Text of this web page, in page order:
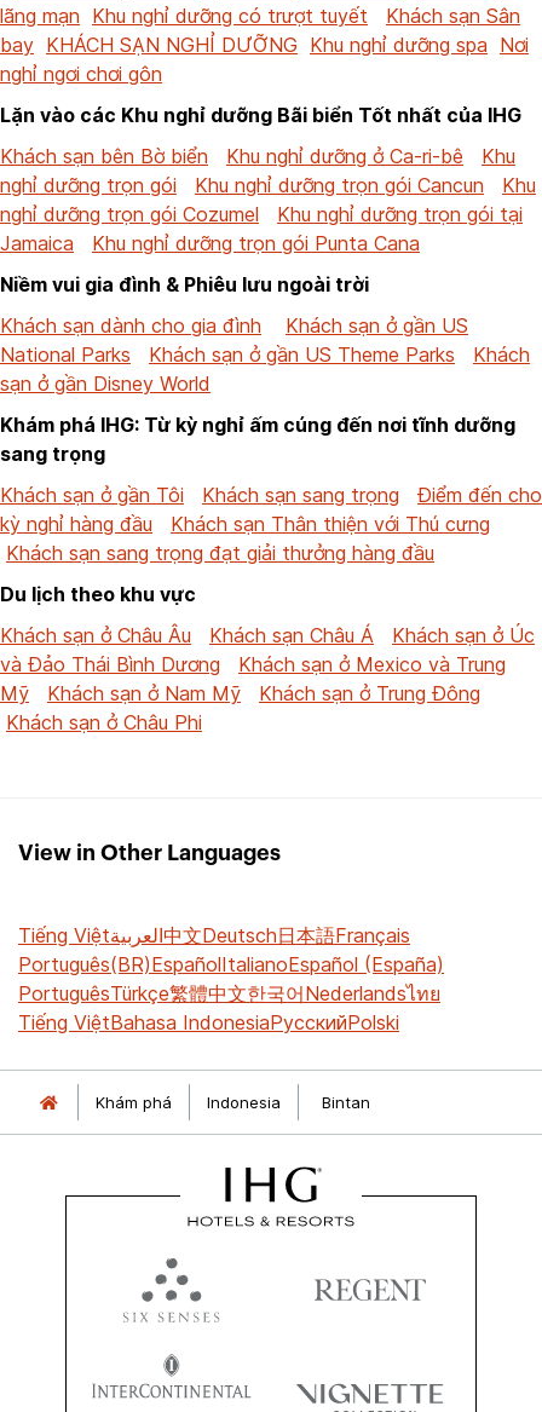
lãng mạn Khu nghỉ dưỡng có trượt tuyết
Khách sạn Sân
bay KHÁCH SẠN NGHỈ DƯỠNG Khu nghỉ dưỡng spa Nơi
nghỉ ngơi chơi gôn
Lặn vào các Khu nghỉ dưỡng Bãi biển Tốt nhất của IHG
Khách sạn bên Bờ biển
Khu nghỉ dưỡng ở Ca-ri-bê
Khu
nghỉ dưỡng trọn gói
Khu nghỉ dưỡng trọn gói Cancun
Khu
nghỉ dưỡng trọn gói Cozumel
Khu nghỉ dưỡng trọn gói tại
Jamaica
Khu nghỉ dưỡng trọn gói Punta Cana
Niềm vui gia đình & Phiêu lưu ngoài trời
Khách sạn dành cho gia đình
Khách sạn ở gần US
National Parks
Khách sạn ở gần US Theme Parks
Khách
sạn ở gần Disney World
Khám phá IHG: Từ kỳ nghỉ ấm cúng đến nơi tĩnh dưỡng
sang trọng
Khách sạn ở gần Tôi
Khách sạn sang trọng
Điểm đến cho
kỳ nghỉ hàng đầu
Khách sạn Thân thiện với Thú cưng
Khách sạn sang trọng đạt giải thưởng hàng đầu
Du lịch theo khu vực
Khách sạn ở Châu Âu
Khách sạn Châu Á
Khách sạn ở Úc
và Đảo Thái Bình Dương
Khách sạn ở Mexico và Trung
Mỹ
Khách sạn ở Nam Mỹ
Khách sạn ở Trung Đông
Khách sạn ở Châu Phi
View in Other Languages
Tiếng Việtالعربية中文Deutsch日本語Français
Português(BR)EspañolItalianoEspañol (España)
PortuguêsTürkçe繁體中文한국어Nederlandsไทย
Tiếng ViệtBahasa IndonesiaРусскийPolski
Khám phá Indonesia Bintan